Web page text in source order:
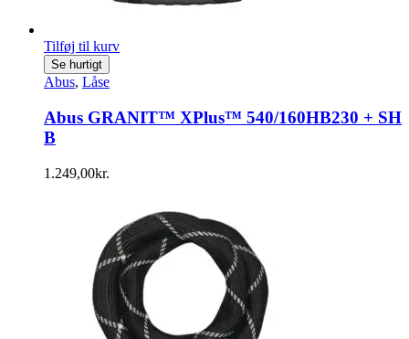
Tilføj til kurv
Se hurtigt
Abus, Låse
Abus GRANIT™ XPlus™ 540/160HB230 + SH
B
1.249,00kr.